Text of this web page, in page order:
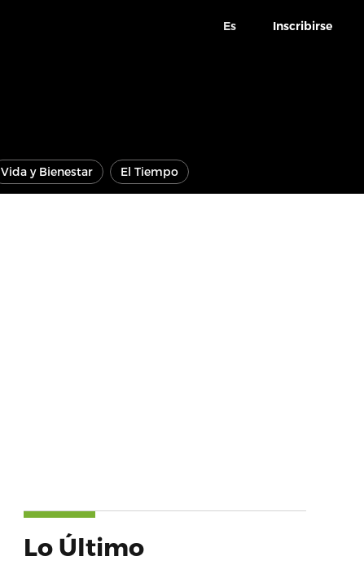
Es Inscribirse
Vida y Bienestar El Tiempo
Lo Último